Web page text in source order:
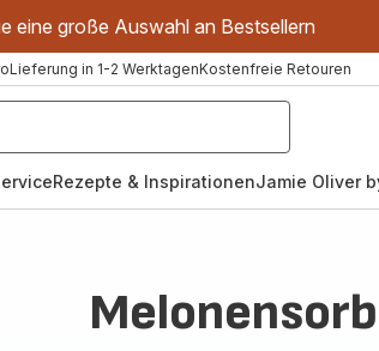
eine große Auswahl an Bestsellern
Lieferung in 1-2 WerktagenKostenfreie Retouren
Rezepte & InspirationenJamie Oliver